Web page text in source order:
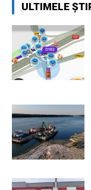
ULTIMELE